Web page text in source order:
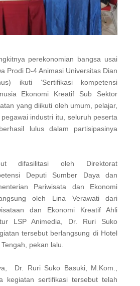
perekonomian bangsa usai
Prodi D-4 Animasi Universitas Dian
ikuti ‘Sertifikasi kompetensi
Ekonomi Kreatif Sub Sektor
yang diikuti oleh umum, pelajar,
industri itu, seluruh peserta
lulus dalam partisipasinya
difasilitasi oleh Direktorat
Deputi Sumber Daya dan
Pariwisata dan Ekonomi
oleh Lina Verawati dari
dan Ekonomi Kreatif Ahli
LSP Animedia, Dr. Ruri Suko
tersebut berlangsung di Hotel
pekan lalu.
Dr. Ruri Suko Basuki, M.Kom.,
kegiatan sertifikasi tersebut telah